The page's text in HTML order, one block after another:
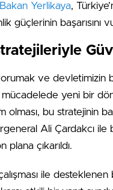
Bakan Yerlikaya,
güçlerinin başarısını
ve devletimizin
yeni bir
bu stratejinin
Ali Çardakcı ile
çıkarıldı.
ile